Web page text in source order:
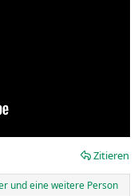
Zitieren
und eine weitere Person